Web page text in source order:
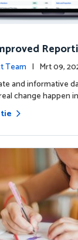
Team | Mrt 09,
and informative
change happen